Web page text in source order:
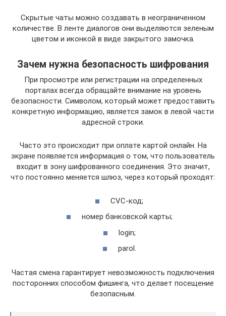
Скрытые чаты можно создавать в неограниченном
количестве. В ленте диалогов они выделяются зеленым
цветом и иконкой в виде закрытого замочка.
Зачем нужна безопасность шифрования
При просмотре или регистрации на определенных
порталах всегда обращайте внимание на уровень
безопасности. Символом, который может предоставить
конкретную информацию, является замок в левой части
адресной строки.
Часто это происходит при оплате картой онлайн. На
экране появляется информация о том, что пользователь
входит в зону шифрованного соединения. Это значит,
что постоянно меняется шлюз, через который проходят:
CVC-код;
номер банковской карты;
login;
parol.
Частая смена гарантирует невозможность подключения
посторонних способом фишинга, что делает посещение
безопасным.